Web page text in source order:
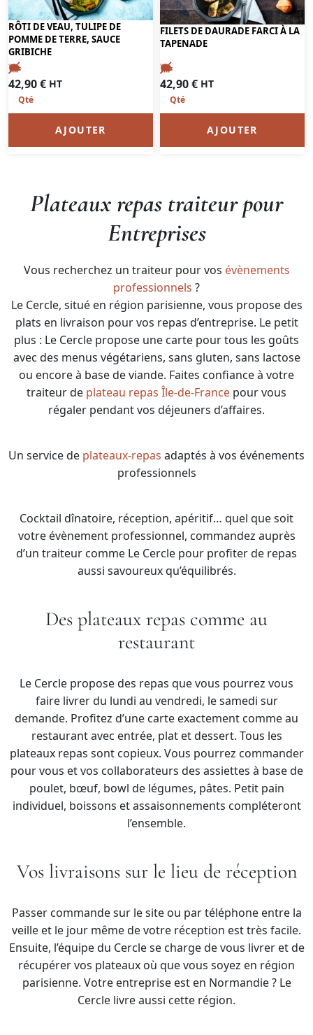
RÔTI DE VEAU, TULIPE DE
POMME DE TERRE, SAUCE
GRIBICHE
42,90€ HT
AJOUTER
FILETS DE DAURADE FARCI À LA
TAPENADE
42,90€ HT
AJOUTER
Plateaux repas traiteur pour
Entreprises
Vous recherchez un traiteur pour vos évènements
professionnels ?
Le Cercle, situé en région parisienne, vous propose des
plats en livraison pour vos repas d’entreprise. Le petit
plus : Le Cercle propose une carte pour tous les goûts
avec des menus végétariens, sans gluten, sans lactose
ou encore à base de viande. Faites confiance à votre
traiteur de plateau repas Île-de-France pour vous
régaler pendant vos déjeuners d’affaires.
Un service de plateaux-repas adaptés à vos événements
professionnels
Cocktail dînatoire, réception, apéritif… quel que soit
votre évènement professionnel, commandez auprès
d’un traiteur comme Le Cercle pour profiter de repas
aussi savoureux qu’équilibrés.
Des plateaux repas comme au
restaurant
Le Cercle propose des repas que vous pourrez vous
faire livrer du lundi au vendredi, le samedi sur
demande. Profitez d’une carte exactement comme au
restaurant avec entrée, plat et dessert. Tous les
plateaux repas sont copieux. Vous pourrez commander
pour vous et vos collaborateurs des assiettes à base de
poulet, bœuf, bowl de légumes, pâtes. Petit pain
individuel, boissons et assaisonnements compléteront
l’ensemble.
Vos livraisons sur le lieu de réception
Passer commande sur le site ou par téléphone entre la
veille et le jour même de votre réception est très facile.
Ensuite, l’équipe du Cercle se charge de vous livrer et de
récupérer vos plateaux où que vous soyez en région
parisienne. Votre entreprise est en Normandie ? Le
Cercle livre aussi cette région.